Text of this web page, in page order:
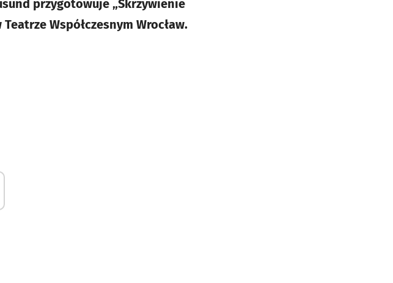
przygotowuje „Skrzywienie
Współczesnym Wrocław.